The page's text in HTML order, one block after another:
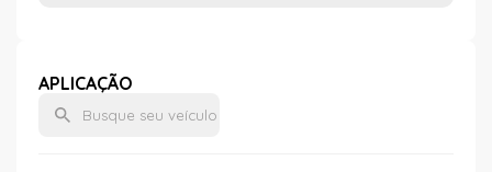
APLICAÇÃO